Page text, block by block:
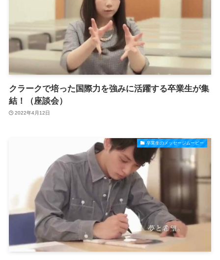
クラークで培った国際力を強みに活躍する卒業生が集
結！（座談会）
2022年4月12日
卒業生のメッセージムービー